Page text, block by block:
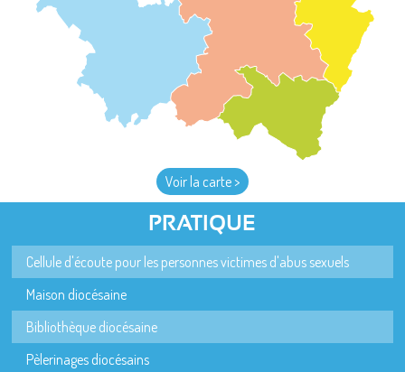
Voir la carte >
PRATIQUE
Cellule d'écoute pour les personnes victimes d'abus sexuels
Maison diocésaine
Bibliothèque diocésaine
Pèlerinages diocésains